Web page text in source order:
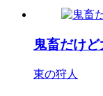
鬼畜だけど
東の狩人